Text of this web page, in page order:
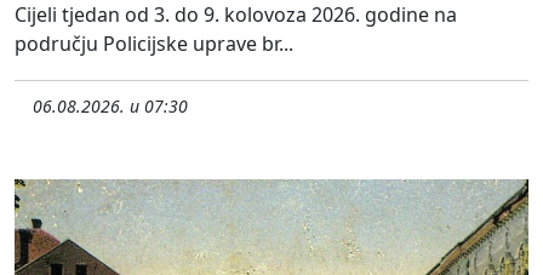
Cijeli tjedan od 3. do 9. kolovoza 2026. godine na
području Policijske uprave br...
06.08.2026. u 07:30